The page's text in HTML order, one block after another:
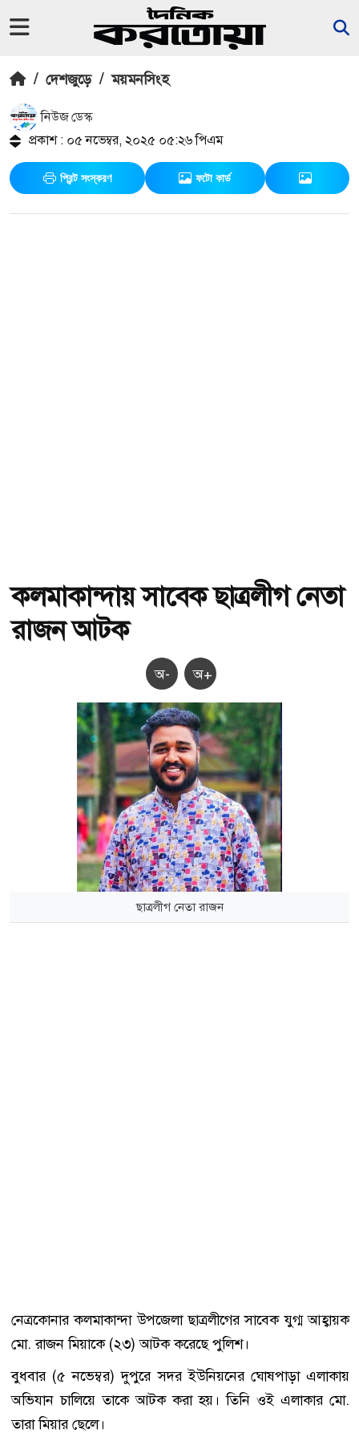
/ দেশজুড়ে / ময়মনসিংহ
নিউজ ডেস্ক
প্রকাশ : ০৫ নভেম্বর, ২০২৫ ০৫:২৬ পিএম
প্রিন্ট সংস্করণ ফটো কার্ড
কলমাকান্দায় সাবেক ছাত্রলীগ নেতা
রাজন আটক
অ- অ+
ছাত্রলীগ নেতা রাজন
নেত্রকোনার কলমাকান্দা উপজেলা ছাত্রলীগের সাবেক যুগ্ম আহ্বায়ক
মো. রাজন মিয়াকে (২৩) আটক করেছে পুলিশ।
বুধবার (৫ নভেম্বর) দুপুরে সদর ইউনিয়নের ঘোষপাড়া এলাকায়
অভিযান চালিয়ে তাকে আটক করা হয়। তিনি ওই এলাকার মো.
তারা মিয়ার ছেলে।